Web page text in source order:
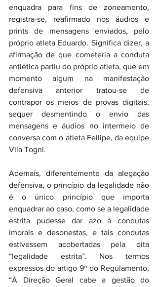
enquadra para fins de zoneamento,
registra-se, reafirmado nos áudios e
prints de mensagens enviados, pelo
próprio atleta Eduardo. Significa dizer, a
afirmação de que cometeria a conduta
antiética partiu do próprio atleta, que em
momento algum na manifestação
defensiva anterior tratou-se de
contrapor os meios de provas digitais,
sequer desmentindo o envio das
mensagens e áudios no intermeio de
conversa com o atleta Fellipe, da equipe
Vila Togni.
Ademais, diferentemente da alegação
defensiva, o princípio da legalidade não
é o único princípio que importa
enquadrar ao caso, como se a legalidade
estrita pudesse dar azo à condutas
imorais e desonestas, e tais condutas
estivessem acobertadas pela dita
“legalidade estrita”. Nos termos
expressos do artigo 9º do Regulamento,
“À Direção Geral cabe a gestão do